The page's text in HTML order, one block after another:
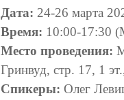
Дата: 24-26 марта
Время: 10:00-17:30
Место проведения:
Гринвуд, стр. 17, 1
Спикеры: Олег